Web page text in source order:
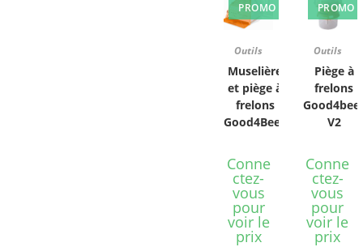
PROMO !
Outils
Muselière
et piège à
frelons
Good4Bees
Conne
ctez-
vous
pour
voir le
prix
PROMO !
Outils
Piège à
frelons
V2
Conne
ctez-
vous
pour
voir le
prix